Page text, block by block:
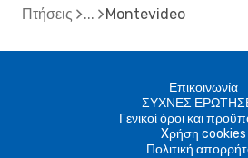
Πτήσεις Montevideo
Επικοινωνία
ΣΥΧΝΕΣ
Γενικοί όροι και
Xρήση cookies
Πολιτική